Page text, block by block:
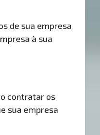
de sua empresa
à sua
contratar os
sua empresa